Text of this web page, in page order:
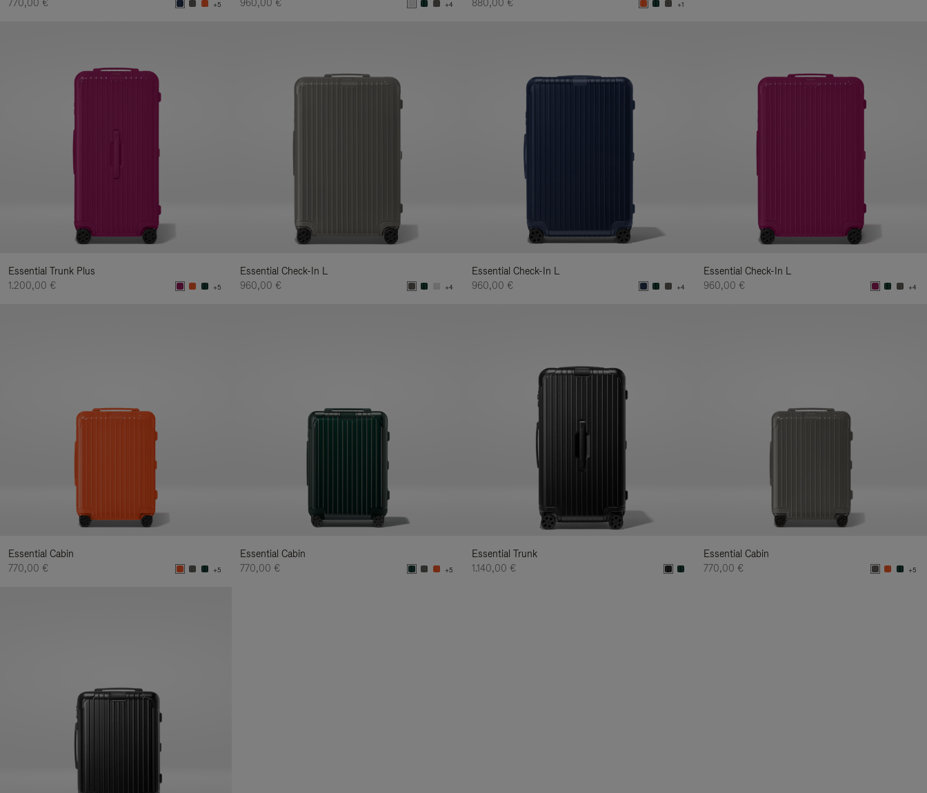
770,00 €
+5
960,00 €
+4
880,00 €
+1
Essential Trunk Plus
1.200,00 €
+5
Essential Check-In L
960,00 €
+4
Essential Check-In L
960,00 €
+4
Essential Check-In L
960,00 €
+4
Essential Cabin
770,00 €
+5
Essential Cabin
770,00 €
+5
Essential Trunk
1.140,00 €
Essential Cabin
770,00 €
+5